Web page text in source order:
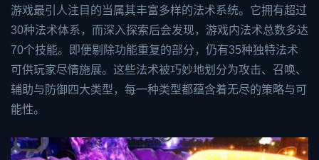
游戏最引人注目的当属其丰富多样的法术系统。它拥有超过
30种法术体系，而深入探索后会发现，游戏内法术总数多达
70个技能。即便剔除功能重复的部分，仍有35种独特法术
可供玩家尽情施展。这些法术被巧妙地划分为攻击、召唤、
辅助与防御四大类型，每一种类型都蕴含着无尽的策略与可
能性。